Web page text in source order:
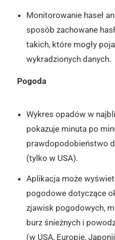
Monitorowanie haseł
sposób zachowane
takich, które mogły
wykradzionych danych.
Pogoda
Wykres opadów w
pokazuje minuta po
prawdopodobieństwo
(tylko w USA).
Aplikacja może
pogodowe dotyczące
zjawisk pogodowych,
burz śnieżnych i
(w USA, Europie,